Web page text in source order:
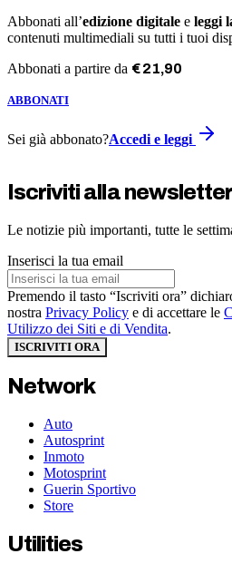
Abbonati all’edizione digitale e leggi
contenuti multimediali su tutti i tuoi
Abbonati a partire da €21,90
ABBONATI
Sei già abbonato?Accedi e leggi
Iscriviti alla newsletter
Le notizie più importanti, tutte le
Inserisci la tua email
Premendo il tasto “Iscriviti ora”
nostra Privacy Policy e di accettare le
Utilizzo dei Siti e di Vendita.
ISCRIVITI ORA
Network
Auto
Autosprint
Inmoto
Motosprint
Guerin Sportivo
Store
Utilities